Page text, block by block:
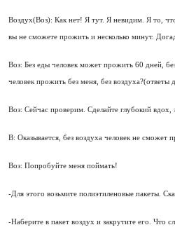
Воздух(Воз): Как нет! Я тут. Я невидим. Я то,
вы не сможете прожить и несколько минут.
Воз: Без еды человек может прожить 60 дней,
человек прожить без меня, без воздуха?(ответы
Воз: Сейчас проверим. Сделайте глубокий вдох,
В: Оказывается, без воздуха человек не сможет
Воз: Попробуйте меня поймать!
-Для этого возьмите полиэтиленовые пакеты.
-Наберите в пакет воздух и закрутите его. Что